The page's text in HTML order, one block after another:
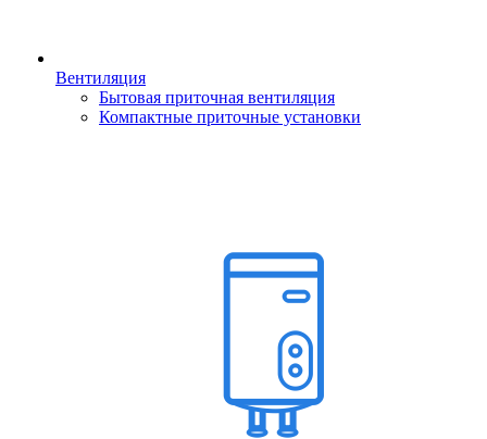
Вентиляция
Бытовая приточная вентиляция
Компактные приточные установки